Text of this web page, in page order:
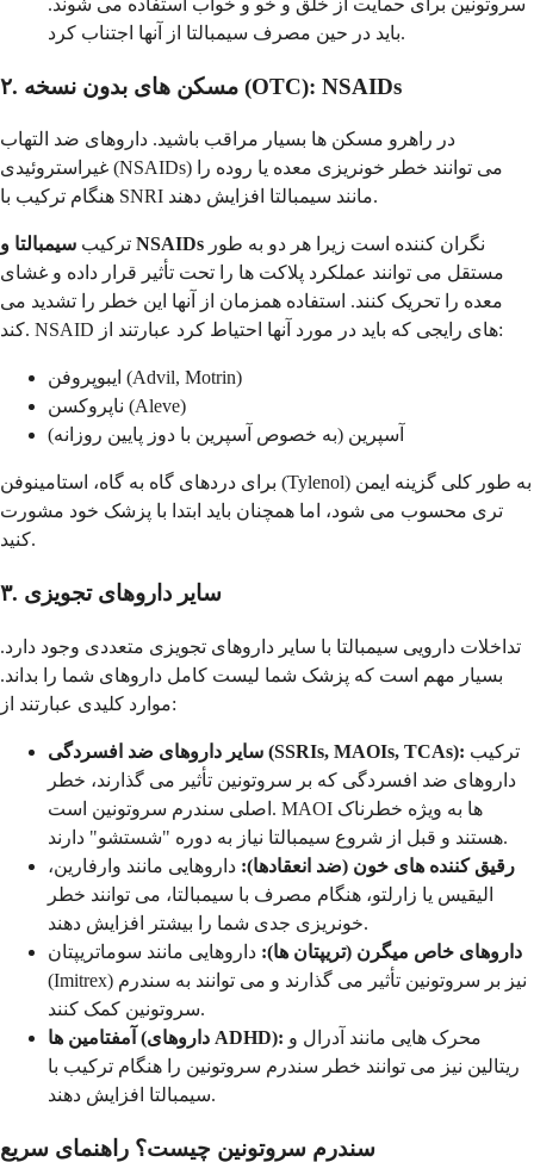
سروتونین برای حمایت از خلق و خو و خواب استفاده می شوند.
باید در حین مصرف سیمبالتا از آنها اجتناب کرد.
۲. مسکن های بدون نسخه (OTC): NSAIDs
در راهرو مسکن ها بسیار مراقب باشید. داروهای ضد التهاب
غیراستروئیدی (NSAIDs) می توانند خطر خونریزی معده یا روده را
هنگام ترکیب با SNRI مانند سیمبالتا افزایش دهند.
ترکیب سیمبالتا و NSAIDs
مستقل می توانند عملکرد پلاکت ها را تحت تأثیر قرار داده و غشای
معده را تحریک کنند. استفاده همزمان از آنها این خطر را تشدید می
کند. NSAID های رایجی که باید در مورد آنها احتیاط کرد عبارتند از:
ایبوپروفن (Advil, Motrin)
ناپروکسن (Aleve)
آسپرین (به خصوص آسپرین با دوز پایین روزانه)
برای دردهای گاه به گاه، استامینوفن (Tylenol) به طور کلی گزینه ایمن
تری محسوب می شود، اما همچنان باید ابتدا با پزشک خود مشورت
کنید.
۳. سایر داروهای تجویزی
تداخلات دارویی سیمبالتا با سایر داروهای تجویزی متعددی وجود دارد.
بسیار مهم است که پزشک شما لیست کامل داروهای شما را بداند.
موارد کلیدی عبارتند از:
سایر داروهای ضد افسردگی (SSRIs, MAOIs, TCAs):
داروهای ضد افسردگی که بر سروتونین تأثیر می گذارند، خطر
اصلی سندرم سروتونین است. MAOI ها به ویژه خطرناک
هستند و قبل از شروع سیمبالتا نیاز به دوره "شستشو" دارند.
رقیق کننده های خون (ضد انعقادها): داروهایی مانند وارفارین،
الیقیس یا زارلتو، هنگام مصرف با سیمبالتا، می توانند خطر
خونریزی جدی شما را بیشتر افزایش دهند.
داروهای خاص میگرن (تریپتان ها): داروهایی مانند سوماتریپتان
(Imitrex) نیز بر سروتونین تأثیر می گذارند و می توانند به سندرم
سروتونین کمک کنند.
آمفتامین ها (داروهای ADHD):
ریتالین نیز می توانند خطر سندرم سروتونین را هنگام ترکیب با
سیمبالتا افزایش دهند.
سندرم سروتونین چیست؟ راهنمای سریع